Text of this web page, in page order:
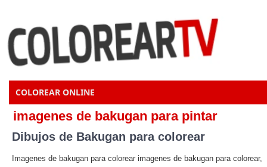
COLOREAR ONLINE
imagenes de bakugan para pintar
Dibujos de Bakugan para colorear
Imagenes de bakugan para colorear imagenes de bakugan para colorear,